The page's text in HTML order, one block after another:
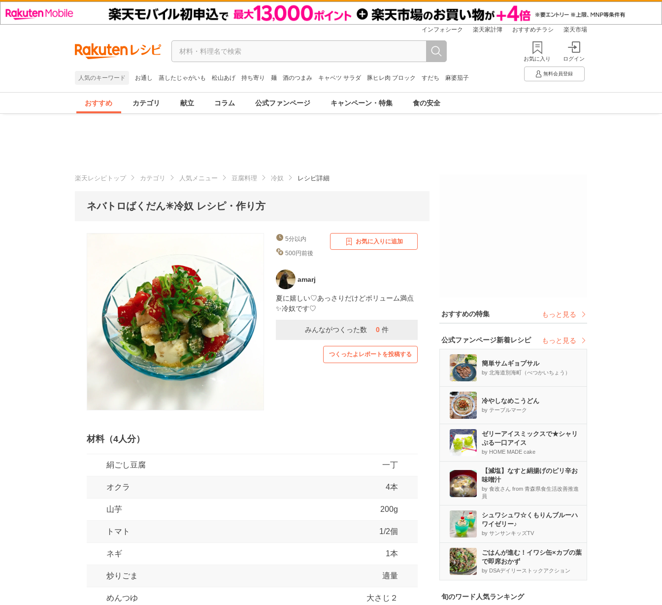
インフォシーク 楽天家計簿 おすすめチラシ 楽天市場
人気のキーワード お通し 蒸したじゃがいも 松山あげ 持ち寄り 麺 酒のつまみ キャベツ サラダ 豚ヒレ肉 ブロック すだち 麻婆茄子
お気に入り ログイン
無料会員登録
おすすめ カテゴリ 献立 コラム 公式ファンページ キャンペーン・特集 食の安全
楽天レシピトップ カテゴリ 人気メニュー 豆腐料理 冷奴 レシピ詳細
ネバトロばくだん✳冷奴 レシピ・作り方
5分以内
500円前後
お気に入りに追加
amarj
夏に嬉しい♡あっさりだけどボリューム満点
✨冷奴です♡
みんながつくった数 0 件
つくったよレポートを投稿する
材料（4人分）
絹ごし豆腐 一丁
オクラ 4本
山芋 200g
トマト 1/2個
ネギ 1本
炒りごま 適量
めんつゆ 大さじ２
おすすめの特集 もっと見る
公式ファンページ新着レシピ もっと見る
簡単サムギョプサル
by 北海道別海町（べつかいちょう）
冷やしなめこうどん
by テーブルマーク
ゼリーアイスミックスで★シャリ
ぷる一口アイス
by HOME MADE cake
【減塩】なすと絹揚げのピリ辛お
味噌汁
by 食改さん from 青森県食生活改善推進
員
シュワシュワ☆くもりんブルーハ
ワイゼリー♪
by サンサンキッズTV
ごはんが進む！イワシ缶×カブの葉
で即席おかず
by DSAデイリーストックアクション
旬のワード人気ランキング